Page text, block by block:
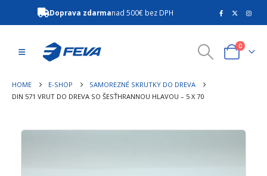
Doprava zdarmanad 500€ bez DPH
0
HOME E-SHOP
SAMOREZNÉ SKRUTKY DO DREVA
DIN 571 VRUT DO DREVA SO ŠESŤHRANNOU HLAVOU – 5 X 70